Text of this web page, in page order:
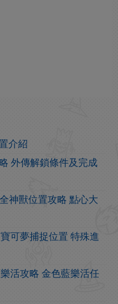
介紹
外傳解鎖條件及完成
神獸位置攻略 點心大
可夢捕捉位置 特殊進
活攻略 金色藍樂活任